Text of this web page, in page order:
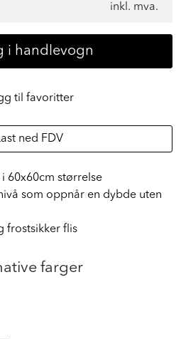
inkl. mva.
i handlevogn
til favoritter
ned FDV
60x60cm størrelse
som oppnår en dybde uten
frostsikker flis
farger